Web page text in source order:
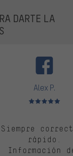
DARTE LA
Alex P.
Valoración
Siempre
rápido.
Información